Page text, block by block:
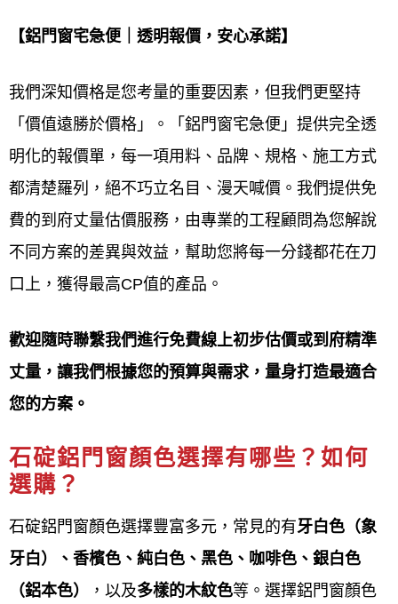
鋁門窗工程宅急便提供石碇 鋁門窗線上估價服務
透過電話、LINE或線上表單，要求您提供門窗尺寸、
照片、樣式 等需求，以便廠商初步評估 ，並提供一個
價格區間或初步報價 。若報價符合需求，將安排專員
到府精確丈量 、確認細節，最終提供 精確報價與建
議 ，是門窗更換的第一步。此服務提供快速了解預
算、 不便到場時也能取得資訊 的便利管道。
線上估價服務流程
鋁門窗工程宅急便提供石碇鋁門窗線上估價服務流程
如下：
透過LINE、線上表單或電話聯繫廠
商，說明您的
(如：隔音、氣密) 及想要的 窗型。
【鋁門窗宅急便｜透明報價，安心承諾】
我們深知價格是您考量的重要因素，但我們更堅持
「價值遠勝於價格」。「鋁門窗宅急便」提供完全透
明化的報價單，每一項用料、品牌、規格、施工方式
都清楚羅列，絕不巧立名目、漫天喊價。我們提供免
費的到府丈量估價服務，由專業的工程顧問為您解說
不同方案的差異與效益，幫助您將每一分錢都花在刀
口上，獲得最高CP值的產品。
歡迎隨時聯繫我們進行免費線上初步估價或到府精準
丈量，讓我們根據您的預算與需求，量身打造最適合
您的方案。
石碇鋁門窗顏色選擇有哪些？如何
選購？
石碇鋁門窗顏色選擇豐富多元，常見的有牙白色（象
牙白）、香檳色、純白色、黑色、咖啡色、銀白色
（鋁本色）
，以及多樣的木紋色等。選擇鋁門窗顏色